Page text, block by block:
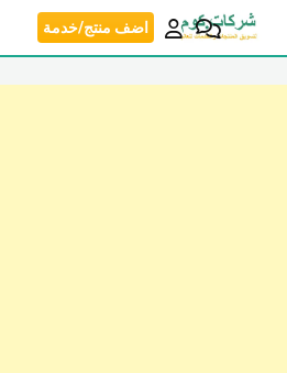
انتقل
اضف منتج/خدمة